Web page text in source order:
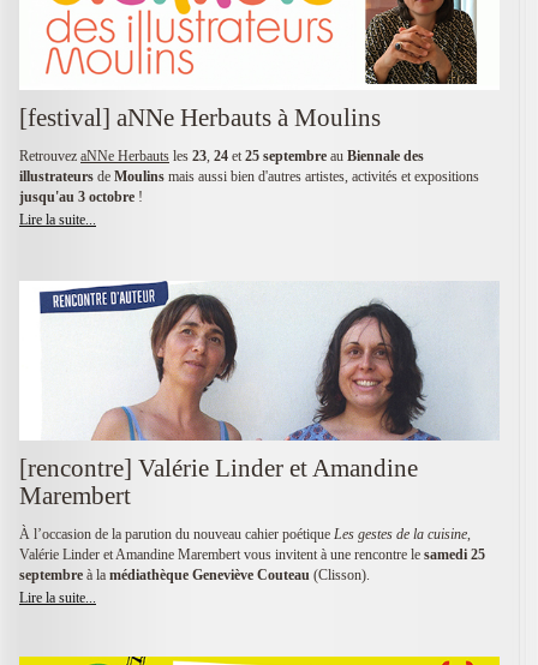
[festival] aNNe Herbauts à Moulins
Retrouvez aNNe Herbauts les 23, 24 et 25 septembre au Biennale des
illustrateurs de Moulins mais aussi bien d'autres artistes, activités et expositions
jusqu'au 3 octobre !
Lire la suite...
[rencontre] Valérie Linder et Amandine
Marembert
À l’occasion de la parution du nouveau cahier poétique Les gestes de la cuisine,
Valérie Linder et Amandine Marembert vous invitent à une rencontre le samedi 25
septembre à la médiathèque Geneviève Couteau (Clisson).
Lire la suite...